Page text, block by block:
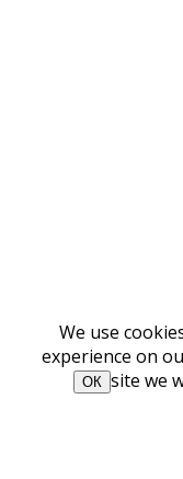
We use
experience on
site we
ОК